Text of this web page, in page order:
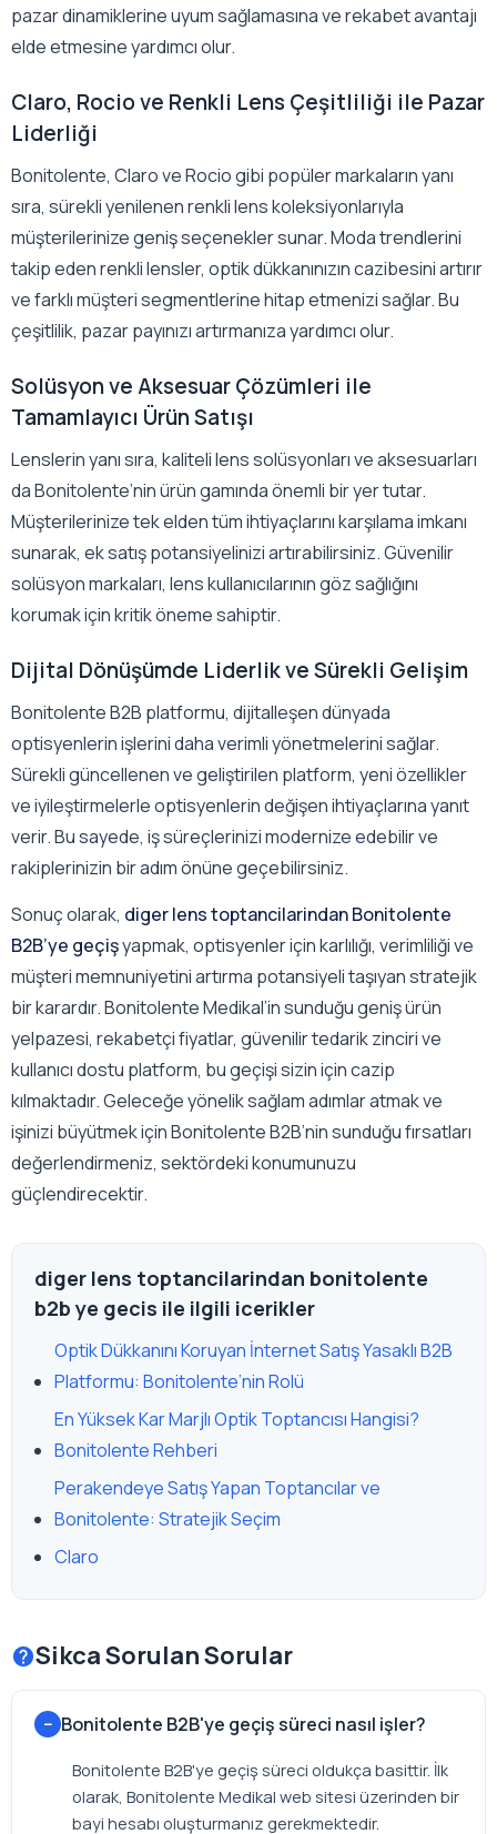
pazar dinamiklerine uyum sağlamasına ve rekabet avantajı
elde etmesine yardımcı olur.
Claro, Rocio ve Renkli Lens Çeşitliliği ile Pazar
Liderliği
Bonitolente, Claro ve Rocio gibi popüler markaların yanı
sıra, sürekli yenilenen renkli lens koleksiyonlarıyla
müşterilerinize geniş seçenekler sunar. Moda trendlerini
takip eden renkli lensler, optik dükkanınızın cazibesini artırır
ve farklı müşteri segmentlerine hitap etmenizi sağlar. Bu
çeşitlilik, pazar payınızı artırmanıza yardımcı olur.
Solüsyon ve Aksesuar Çözümleri ile
Tamamlayıcı Ürün Satışı
Lenslerin yanı sıra, kaliteli lens solüsyonları ve aksesuarları
da Bonitolente’nin ürün gamında önemli bir yer tutar.
Müşterilerinize tek elden tüm ihtiyaçlarını karşılama imkanı
sunarak, ek satış potansiyelinizi artırabilirsiniz. Güvenilir
solüsyon markaları, lens kullanıcılarının göz sağlığını
korumak için kritik öneme sahiptir.
Dijital Dönüşümde Liderlik ve Sürekli Gelişim
Bonitolente B2B platformu, dijitalleşen dünyada
optisyenlerin işlerini daha verimli yönetmelerini sağlar.
Sürekli güncellenen ve geliştirilen platform, yeni özellikler
ve iyileştirmelerle optisyenlerin değişen ihtiyaçlarına yanıt
verir. Bu sayede, iş süreçlerinizi modernize edebilir ve
rakiplerinizin bir adım önüne geçebilirsiniz.
Sonuç olarak, diger lens toptancilarindan Bonitolente
B2B’ye geçişyapmak, optisyenler için karlılığı, verimliliği ve
müşteri memnuniyetini artırma potansiyeli taşıyan stratejik
bir karardır. Bonitolente Medikal’in sunduğu geniş ürün
yelpazesi, rekabetçi fiyatlar, güvenilir tedarik zinciri ve
kullanıcı dostu platform, bu geçişi sizin için cazip
kılmaktadır. Geleceğe yönelik sağlam adımlar atmak ve
işinizi büyütmek için Bonitolente B2B’nin sunduğu fırsatları
değerlendirmeniz, sektördeki konumunuzu
güçlendirecektir.
diger lens toptancilarindan bonitolente
b2b ye gecis ile ilgili icerikler
Optik Dükkanını Koruyan İnternet Satış Yasaklı B2B
Platformu: Bonitolente’nin Rolü
En Yüksek Kar Marjlı Optik Toptancısı Hangisi?
Bonitolente Rehberi
Perakendeye Satış Yapan Toptancılar ve
Bonitolente: Stratejik Seçim
Claro
Sikca Sorulan Sorular
Bonitolente B2B'ye geçiş süreci nasıl işler?
Bonitolente B2B'ye geçiş süreci oldukça basittir. İlk
olarak, Bonitolente Medikal web sitesi üzerinden bir
bayi hesabı oluşturmanız gerekmektedir.